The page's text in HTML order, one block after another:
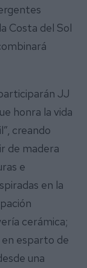
Costa del Sol
JJ
honra la vida
creando
de madera
e
en la
cerámica;
en esparto de
una